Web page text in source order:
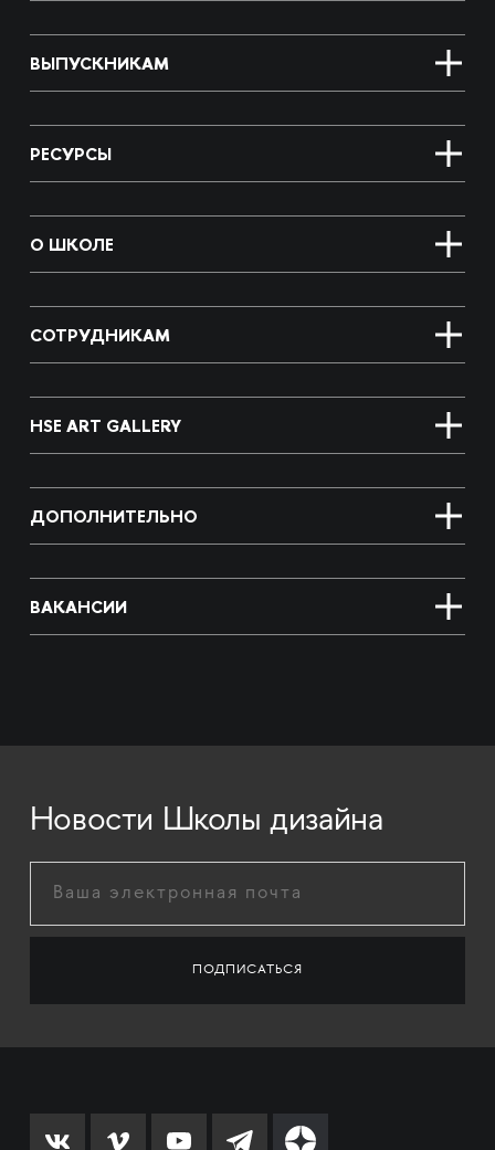
ВЫПУСКНИКАМ
РЕСУРСЫ
О ШКОЛЕ
СОТРУДНИКАМ
HSE ART GALLERY
ДОПОЛНИТЕЛЬНО
ВАКАНСИИ
Новости Школы дизайна